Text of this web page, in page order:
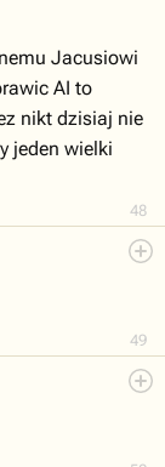
48
Jacusiowi
AI to
nikt dzisiaj nie
jeden wielki
49